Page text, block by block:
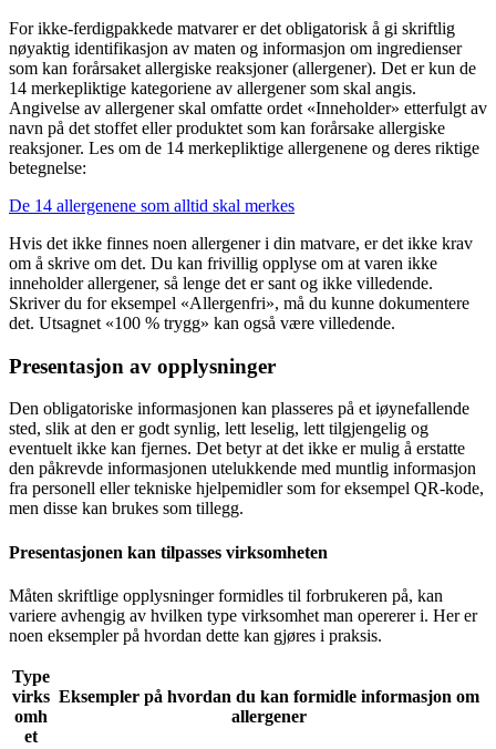
For ikke-ferdigpakkede matvarer er det obligatorisk å gi skriftlig
nøyaktig identifikasjon av maten og informasjon om ingredienser
som kan forårsaket allergiske reaksjoner (allergener). Det er kun de
14 merkepliktige kategoriene av allergener som skal angis.
Angivelse av allergener skal omfatte ordet «Inneholder» etterfulgt av
navn på det stoffet eller produktet som kan forårsake allergiske
reaksjoner. Les om de 14 merkepliktige allergenene og deres riktige
betegnelse:
De 14 allergenene som alltid skal merkes
Hvis det ikke finnes noen allergener i din matvare, er det ikke krav
om å skrive om det. Du kan frivillig opplyse om at varen ikke
inneholder allergener, så lenge det er sant og ikke villedende.
Skriver du for eksempel «Allergenfri», må du kunne dokumentere
det. Utsagnet «100 % trygg» kan også være villedende.
Presentasjon av opplysninger
Den obligatoriske informasjonen kan plasseres på et iøynefallende
sted, slik at den er godt synlig, lett leselig, lett tilgjengelig og
eventuelt ikke kan fjernes. Det betyr at det ikke er mulig å erstatte
den påkrevde informasjonen utelukkende med muntlig informasjon
fra personell eller tekniske hjelpemidler som for eksempel QR-kode,
men disse kan brukes som tillegg.
Presentasjonen kan tilpasses virksomheten
Måten skriftlige opplysninger formidles til forbrukeren på, kan
variere avhengig av hvilken type virksomhet man opererer i. Her er
noen eksempler på hvordan dette kan gjøres i praksis.
Type
virks
omh
et
Eksempler på hvordan du kan formidle informasjon om
allergener